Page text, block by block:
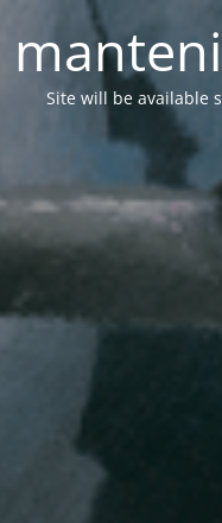
Site will be available